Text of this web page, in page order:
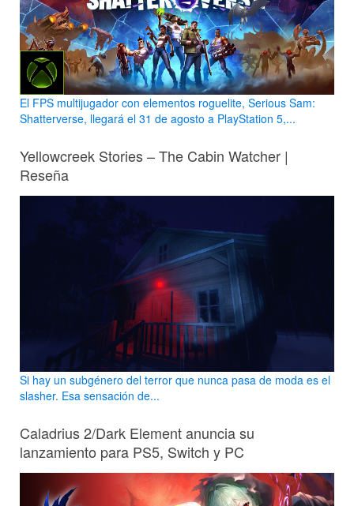
El FPS multijugador con elementos roguelite, Serious Sam:
Shatterverse, llegará el 31 de agosto a PlayStation 5,...
Yellowcreek Stories – The Cabin Watcher |
Reseña
Si hay un subgénero del terror que nunca pasa de moda es el
slasher. Esa sensación de...
Caladrius 2/Dark Element anuncia su
lanzamiento para PS5, Switch y PC